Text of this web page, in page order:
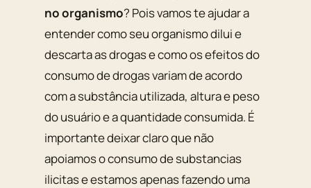
no organismo? Pois vamos te ajudar a
entender como seu organismo dilui e
descarta as drogas e como os efeitos do
consumo de drogas variam de acordo
com a substância utilizada, altura e peso
do usuário e a quantidade consumida. É
importante deixar claro que não
apoiamos o consumo de substancias
ilicitas e estamos apenas fazendo uma